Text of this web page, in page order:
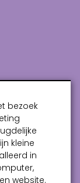
bezoek
kleine
in
website.